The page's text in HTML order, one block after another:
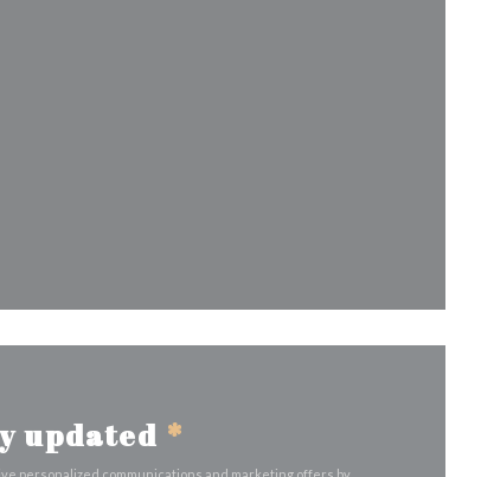
updated *